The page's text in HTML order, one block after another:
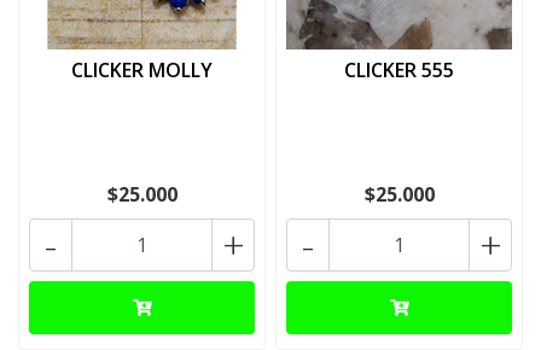
CLICKER MOLLY
$25.000
+
-
CLICKER 555
$25.000
+
-